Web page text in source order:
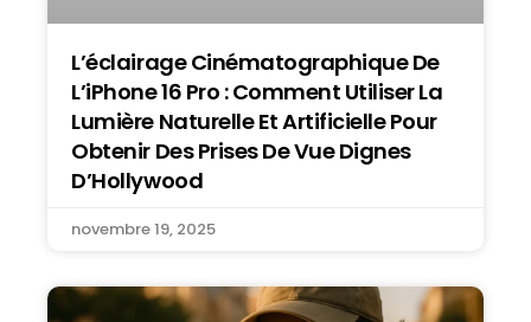
L’éclairage Cinématographique De
L’iPhone 16 Pro : Comment Utiliser La
Lumière Naturelle Et Artificielle Pour
Obtenir Des Prises De Vue Dignes
D’Hollywood
novembre 19, 2025